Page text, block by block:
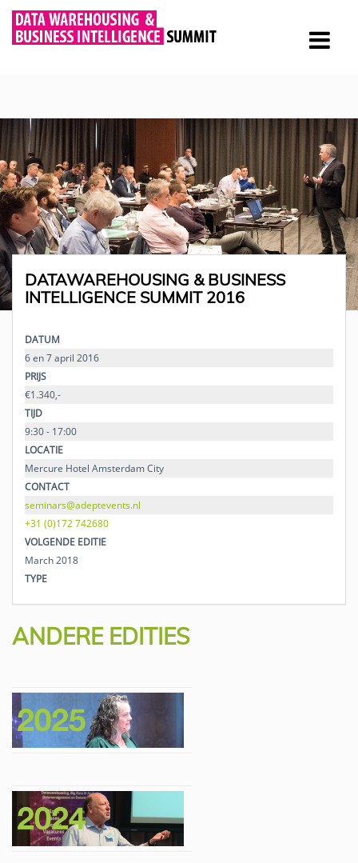
DATAWAREHOUSING & BUSINESS
INTELLIGENCE SUMMIT 2016
DATUM
6 en 7 april 2016
PRIJS
€1.340,-
TIJD
9:30 - 17:00
LOCATIE
Mercure Hotel Amsterdam City
CONTACT
seminars@adeptevents.nl
+31 (0)172 742680
VOLGENDE EDITIE
March 2018
TYPE
ANDERE EDITIES